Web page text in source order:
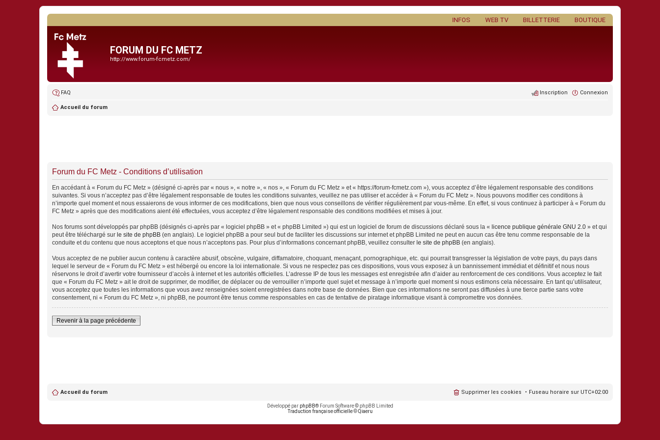
BOUTIQUE
BILLETTERIE
WEB TV
INFOS
FORUM DU FC METZ
http://www.forum-fcmetz.com/
FAQ Connexion
Inscription
Accueil du forum
Forum du FC Metz - Conditions d’utilisation
En accédant à « Forum du FC Metz » (désigné ci-après par « nous », « notre », « nos », « Forum du FC Metz » et « https://forum-fcmetz.com »), vous acceptez d’être légalement responsable des conditions
suivantes. Si vous n’acceptez pas d’être légalement responsable de toutes les conditions suivantes, veuillez ne pas utiliser et accéder à « Forum du FC Metz ». Nous pouvons modifier ces conditions à
n’importe quel moment et nous essaierons de vous informer de ces modifications, bien que nous vous conseillons de vérifier régulièrement par vous-même. En effet, si vous continuez à participer à « Forum du
FC Metz » après que des modifications aient été effectuées, vous acceptez d’être légalement responsable des conditions modifiées et mises à jour.
Nos forums sont développés par phpBB (désignés ci-après par « logiciel phpBB » et « phpBB Limited ») qui est un logiciel de forum de discussions déclaré sous la « licence publique générale GNU 2.0 » et qui
peut être téléchargé sur le site de phpBB (en anglais). Le logiciel phpBB a pour seul but de faciliter les discussions sur internet et phpBB Limited ne peut en aucun cas être tenu comme responsable de la
conduite et du contenu que nous acceptons et que nous n’acceptons pas. Pour plus d’informations concernant phpBB, veuillez consulter le site de phpBB (en anglais).
Vous acceptez de ne publier aucun contenu à caractère abusif, obscène, vulgaire, diffamatoire, choquant, menaçant, pornographique, etc. qui pourrait transgresser la législation de votre pays, du pays dans
lequel le serveur de « Forum du FC Metz » est hébergé ou encore la loi internationale. Si vous ne respectez pas ces dispositions, vous vous exposez à un bannissement immédiat et définitif et nous nous
réservons le droit d’avertir votre fournisseur d’accès à internet et les autorités officielles. L’adresse IP de tous les messages est enregistrée afin d’aider au renforcement de ces conditions. Vous acceptez le fait
que « Forum du FC Metz » ait le droit de supprimer, de modifier, de déplacer ou de verrouiller n’importe quel sujet et message à n’importe quel moment si nous estimons cela nécessaire. En tant qu’utilisateur,
vous acceptez que toutes les informations que vous avez renseignées soient enregistrées dans notre base de données. Bien que ces informations ne seront pas diffusées à une tierce partie sans votre
consentement, ni « Forum du FC Metz », ni phpBB, ne pourront être tenus comme responsables en cas de tentative de piratage informatique visant à compromettre vos données.
Revenir à la page précédente
Accueil du forum Fuseau horaire sur UTC+02:00
Supprimer les cookies
Développé par phpBB® Forum Software © phpBB Limited
Traduction française officielle©Qiaeru